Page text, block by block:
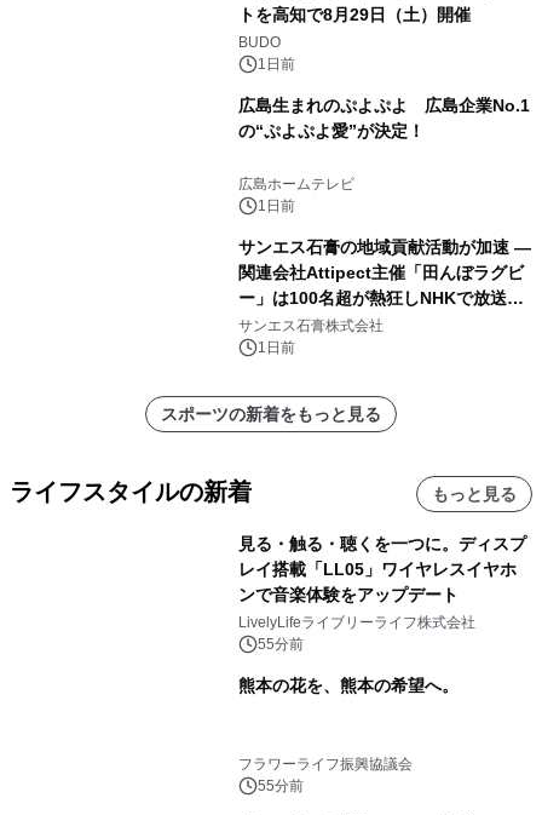
トを高知で8月29日（土）開催
BUDO
1日前
広島生まれのぷよぷよ 広島企業No.1
の“ぷよぷよ愛”が決定！
広島ホームテレビ
1日前
サンエス石膏の地域貢献活動が加速 ―
関連会社Attipect主催「田んぼラグビ
ー」は100名超が熱狂しNHKで放送さ
れました。
サンエス石膏株式会社
1日前
スポーツの新着をもっと見る
ライフスタイルの新着 もっと見る
見る・触る・聴くを一つに。ディスプ
レイ搭載「LL05」ワイヤレスイヤホ
ンで音楽体験をアップデート
LivelyLifeライブリーライフ株式会社
55分前
熊本の花を、熊本の希望へ。
フラワーライフ振興協議会
55分前